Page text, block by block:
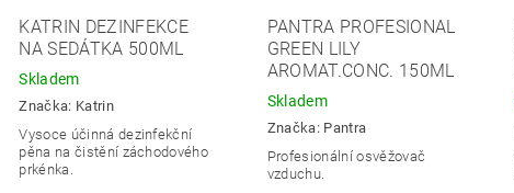
KATRIN DEZINFEKCE
NA SEDÁTKA 500ML
Skladem
Značka: Katrin
Vysoce účinná dezinfekční
pěna na čistění záchodového
prkénka.
PANTRA PROFESIONAL
GREEN LILY
AROMAT.CONC. 150ML
Skladem
Značka: Pantra
Profesionální osvěžovač
vzduchu.